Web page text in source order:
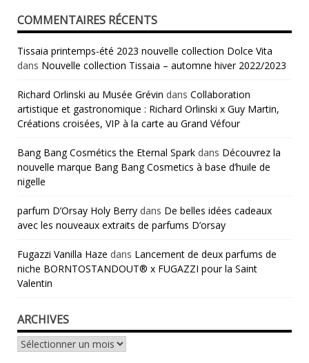
COMMENTAIRES RÉCENTS
Tissaia printemps-été 2023 nouvelle collection Dolce Vita
dans Nouvelle collection Tissaia – automne hiver 2022/2023
Richard Orlinski au Musée Grévin dans Collaboration
artistique et gastronomique : Richard Orlinski x Guy Martin,
Créations croisées, VIP à la carte au Grand Véfour
Bang Bang Cosmétics the Eternal Spark dans Découvrez la
nouvelle marque Bang Bang Cosmetics à base d’huile de
nigelle
parfum D’Orsay Holy Berry dans De belles idées cadeaux
avec les nouveaux extraits de parfums D’orsay
Fugazzi Vanilla Haze dans Lancement de deux parfums de
niche BORNTOSTANDOUT® x FUGAZZI pour la Saint
Valentin
ARCHIVES
Archives